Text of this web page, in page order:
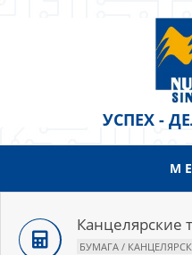
УСПЕХ -
навигацииКанцелярские
БУМАГА /